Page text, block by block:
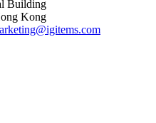
Building
Kong